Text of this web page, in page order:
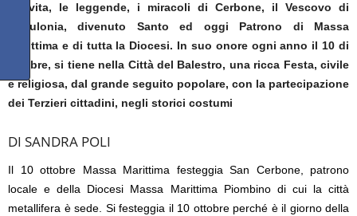
La vita, le leggende, i miracoli di Cerbone, il Vescovo di
Populonia, divenuto Santo ed oggi Patrono di Massa
Marittima e di tutta la Diocesi. In suo onore ogni anno il 10 di
ottobre, si tiene nella Città del Balestro, una ricca Festa, civile
e religiosa, dal grande seguito popolare, con la partecipazione
dei Terzieri cittadini, negli storici costumi
DI SANDRA POLI
Il 10 ottobre Massa Marittima festeggia San Cerbone, patrono
locale e della Diocesi Massa Marittima Piombino di cui la città
metallifera è sede. Si festeggia il 10 ottobre perché è il giorno della